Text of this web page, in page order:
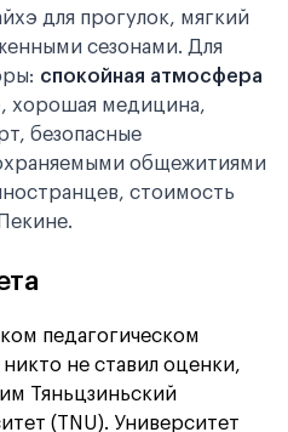
для прогулок, мягкий
сезонами. Для
спокойная атмосфера
, хорошая медицина,
безопасные
общежитиями
стоимость
педагогическом
не ставил оценки,
Тяньцзиньский
(TNU). Университет